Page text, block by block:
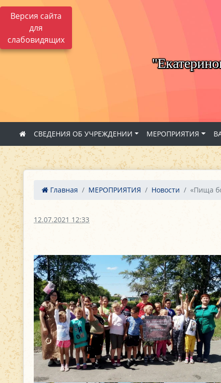
Версия сайта
для
слабовидящих
СВЕДЕНИЯ ОБ УЧРЕЖДЕНИИ МЕРОПРИЯТИЯ
Главная МЕРОПРИЯТИЯ Новости «Пища
12.07.2021 12:33